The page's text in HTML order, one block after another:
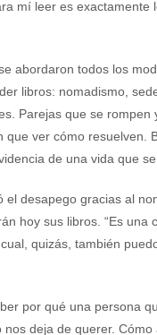
mí leer es exactamente
abordaron todos los
libros: nomadismo,
Parejas que se rompen
que ver cómo resuelven.
de una vida que se
el desapego gracias al
hoy sus libros. “Es una
quizás, también
por qué una persona
nos deja de querer. Cómo